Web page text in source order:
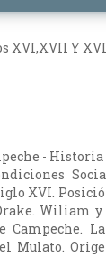
XVI,XVII Y
- Historia
XVI.
Wiliam
Campeche.
Mulato.